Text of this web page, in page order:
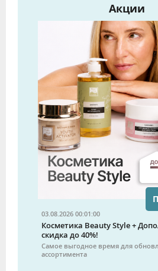
Акции
03.08.2026 00:01:00
Косметика Beauty Style +
скидка до 40%!
Самое выгодное время для
ассортимента